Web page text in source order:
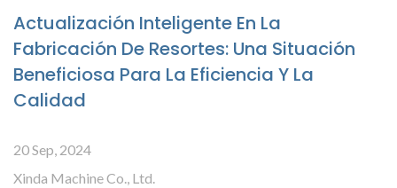
Actualización Inteligente En La
Fabricación De Resortes: Una Situación
Beneficiosa Para La Eficiencia Y La
Calidad
20 Sep, 2024
Xinda Machine Co., Ltd.